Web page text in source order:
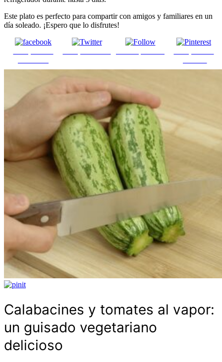
Este plato es perfecto para compartir con amigos y familiares en un
día soleado. ¡Espero que lo disfrutes!
Calabacines y tomates al vapor:
un guisado vegetariano
delicioso